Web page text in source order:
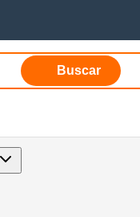
Buscar